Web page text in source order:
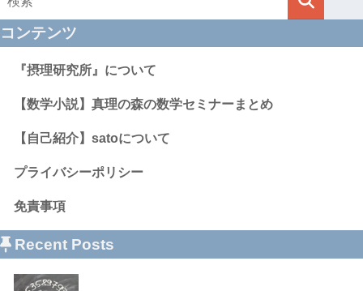
コンテンツ
『摂理研究所』について
【数学小説】真理の森の数学セミナーまとめ
【自己紹介】satoについて
プライバシーポリシー
免責事項
Recent Posts